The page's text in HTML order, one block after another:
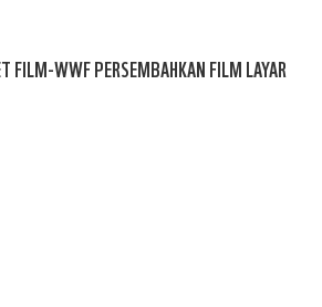
FILM-WWF PERSEMBAHKAN FILM LAYAR